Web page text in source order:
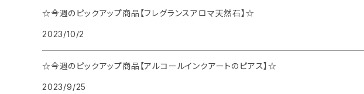
☆今週のピックアップ商品【フレグランスアロマ天然石】☆
2023/10/2
☆今週のピックアップ商品【アルコールインクアートのピアス】☆
2023/9/25